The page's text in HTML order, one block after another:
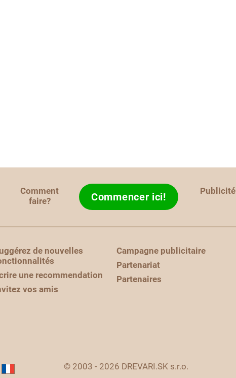
Comment
faire?
Commencer ici! Publicité
de nouvelles
une recommendation
vos amis
Campagne publicitaire
Partenariat
Partenaires
© 2003 - 2026 DREVARI.SK s.r.o.